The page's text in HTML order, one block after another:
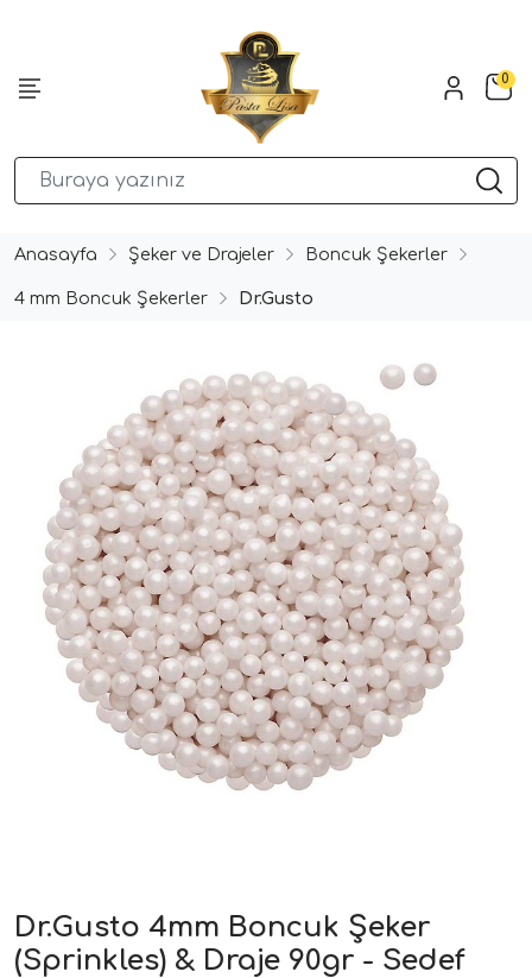
0
Anasayfa Şeker ve Drajeler Boncuk Şekerler
4 mm Boncuk Şekerler Dr.Gusto
Dr.Gusto 4mm Boncuk Şeker
(Sprinkles) & Draje 90gr - Sedef